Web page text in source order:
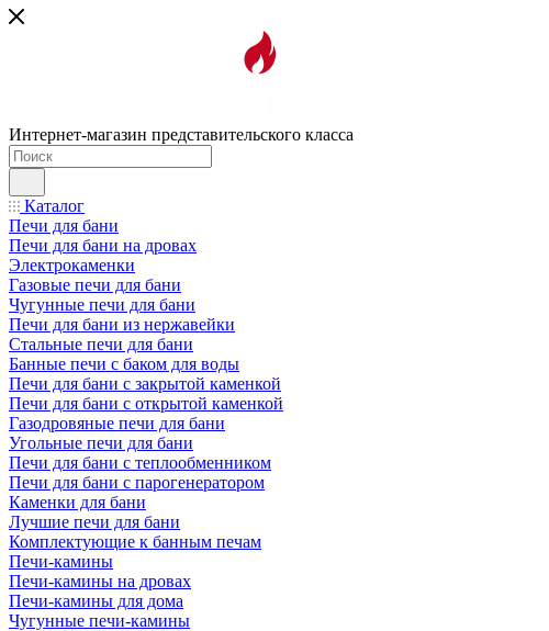
Интернет-магазин представительского класса
Каталог
Печи для бани
Печи для бани на дровах
Электрокаменки
Газовые печи для бани
Чугунные печи для бани
Печи для бани из нержавейки
Стальные печи для бани
Банные печи с баком для воды
Печи для бани с закрытой каменкой
Печи для бани с открытой каменкой
Газодровяные печи для бани
Угольные печи для бани
Печи для бани с теплообменником
Печи для бани с парогенератором
Каменки для бани
Лучшие печи для бани
Комплектующие к банным печам
Печи-камины
Печи-камины на дровах
Печи-камины для дома
Чугунные печи-камины